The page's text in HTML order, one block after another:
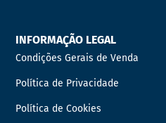
INFORMAÇÃO LEGAL
Condições Gerais de Venda
Política de Privacidade
Política de Cookies